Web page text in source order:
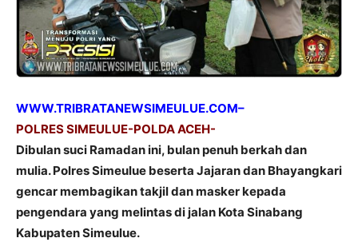
WWW.TRIBRATANEWSIMEULUE.COM–
POLRES SIMEULUE-POLDA ACEH-
Dibulan suci Ramadan ini, bulan penuh berkah dan
mulia. Polres Simeulue beserta Jajaran dan Bhayangkari
gencar membagikan takjil dan masker kepada
pengendara yang melintas di jalan Kota Sinabang
Kabupaten Simeulue.